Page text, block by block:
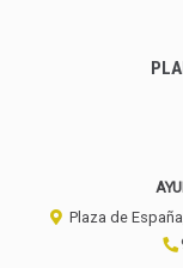
Plaza de